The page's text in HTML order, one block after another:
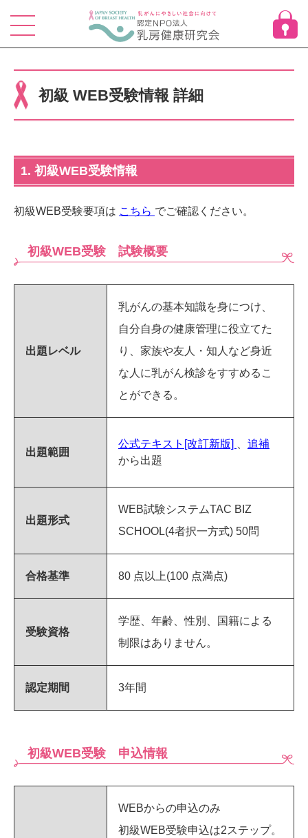
初級 WEB受験情報 詳細
1. 初級WEB受験情報
初級WEB受験要項は こちら でご確認ください。
初級WEB受験 試験概要
出題レベル
乳がんの基本知識を身につけ、
自分自身の健康管理に役立てた
り、家族や友人・知人など身近
な人に乳がん検診をすすめるこ
とができる。
出題範囲
公式テキスト[改訂新版]
追補
から出題
出題形式
WEB試験システムTAC BIZ
SCHOOL(4者択一方式) 50問
合格基準 80 点以上(100 点満点)
受験資格
学歴、年齢、性別、国籍による
制限はありません。
認定期間 3年間
初級WEB受験 申込情報
WEBからの申込のみ
初級WEB受験申込は2ステップ。